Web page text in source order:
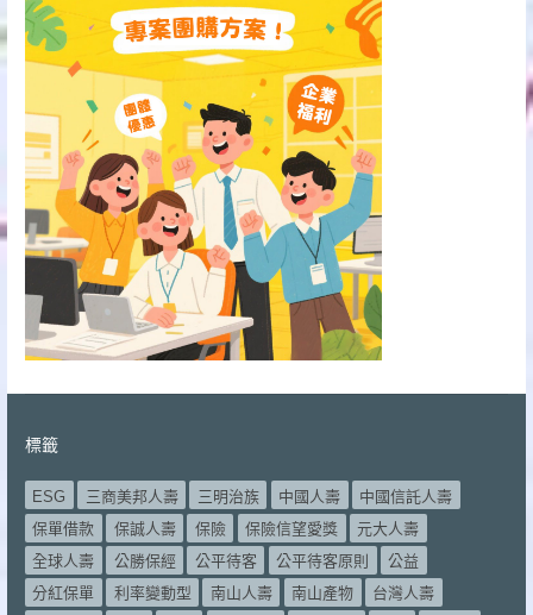
標籤
ESG 三商美邦人壽 三明治族 中國人壽
中國信託人壽
保單借款
保誠人壽 保險 保險信望愛獎
元大人壽
全球人壽
公勝保經 公平待客 公平待客原則
公益
分紅保單
利率變動型 南山人壽 南山產物
台灣人壽